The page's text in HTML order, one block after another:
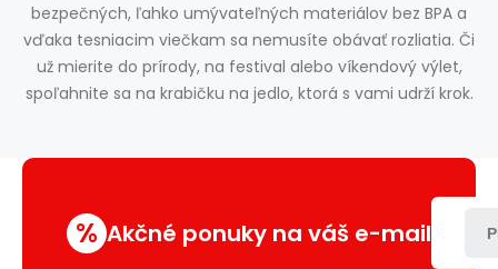
bezpečných, ľahko umývateľných materiálov bez BPA a
vďaka tesniacim viečkam sa nemusíte obávať rozliatia. Či
už mierite do prírody, na festival alebo víkendový výlet,
spoľahnite sa na krabičku na jedlo, ktorá s vami udrží krok.
% Akčné ponuky na váš e-mail